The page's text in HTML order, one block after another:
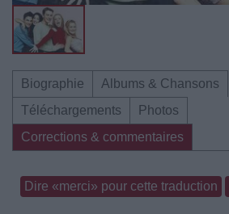
Biographie
Albums & Chansons
Téléchargements
Photos
Corrections & commentaires
Dire «merci» pour cette traduction